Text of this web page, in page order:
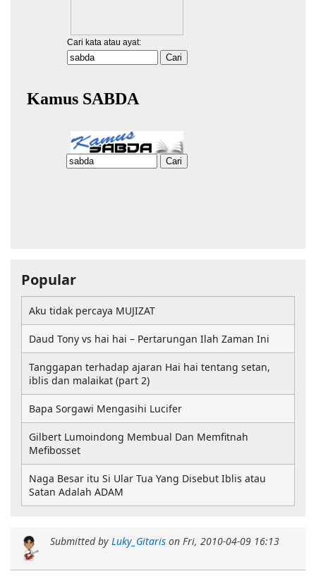
Submitted by Luky_Gitaris on Fri, 2010-04-09 16:13
Popular
Aku tidak percaya MUJIZAT
Daud Tony vs hai hai – Pertarungan Ilah Zaman Ini
Tanggapan terhadap ajaran Hai hai tentang setan,
iblis dan malaikat (part 2)
Bapa Sorgawi Mengasihi Lucifer
Gilbert Lumoindong Membual Dan Memfitnah
Mefibosset
Naga Besar itu Si Ular Tua Yang Disebut Iblis atau
Satan Adalah ADAM